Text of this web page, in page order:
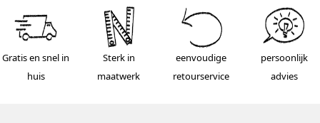
Gratis en snel in
huis
Sterk in
maatwerk
eenvoudige
retourservice
persoonlijk
advies